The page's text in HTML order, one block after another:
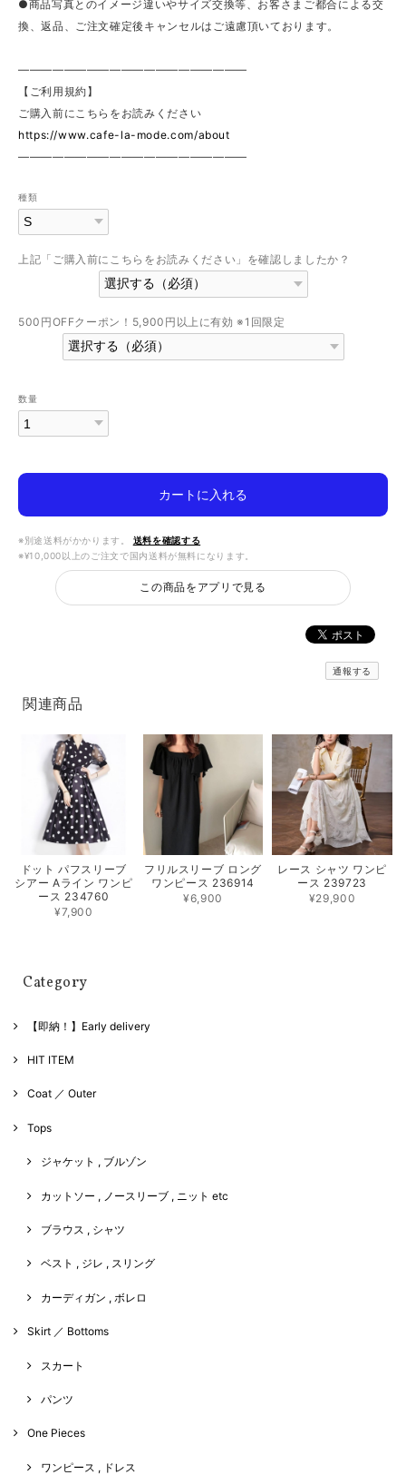
●商品写真とのイメージ違いやサイズ交換等、お客さまご都合による交
換、返品、ご注文確定後キャンセルはご遠慮頂いております。
————————————————————
【ご利用規約】
ご購入前にこちらをお読みください
https://www.cafe-la-mode.com/about
————————————————————
種類
上記「ご購入前にこちらをお読みください」を確認しましたか？
500円OFFクーポン！5,900円以上に有効 ※1回限定
数量
カートに入れる
※別途送料がかかります。
送料を確認する
※¥10,000以上のご注文で国内送料が無料になります。
この商品をアプリで見る
通報する
関連商品
ドット パフスリーブ
シアー Aライン ワンピ
ース 234760
¥7,900
フリルスリーブ ロング
ワンピース 236914
¥6,900
レース シャツ ワンピ
ース 239723
¥29,900
Category
【即納！】Early delivery
HIT ITEM
Coat ／ Outer
Tops
ジャケット , ブルゾン
カットソー , ノースリーブ , ニット etc
ブラウス , シャツ
ベスト , ジレ , スリング
カーディガン , ボレロ
Skirt ／ Bottoms
スカート
パンツ
One Pieces
ワンピース , ドレス